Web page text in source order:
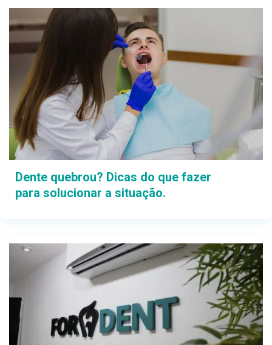
Dente quebrou? Dicas do que fazer
para solucionar a situação.